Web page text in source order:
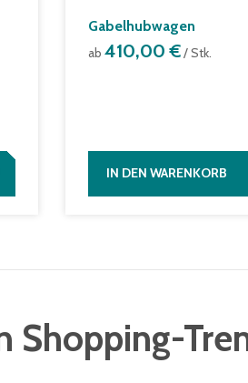
Gabelhubwagen
ab 410,00 €/ Stk.
IN DEN WARENKORB
Shopping-